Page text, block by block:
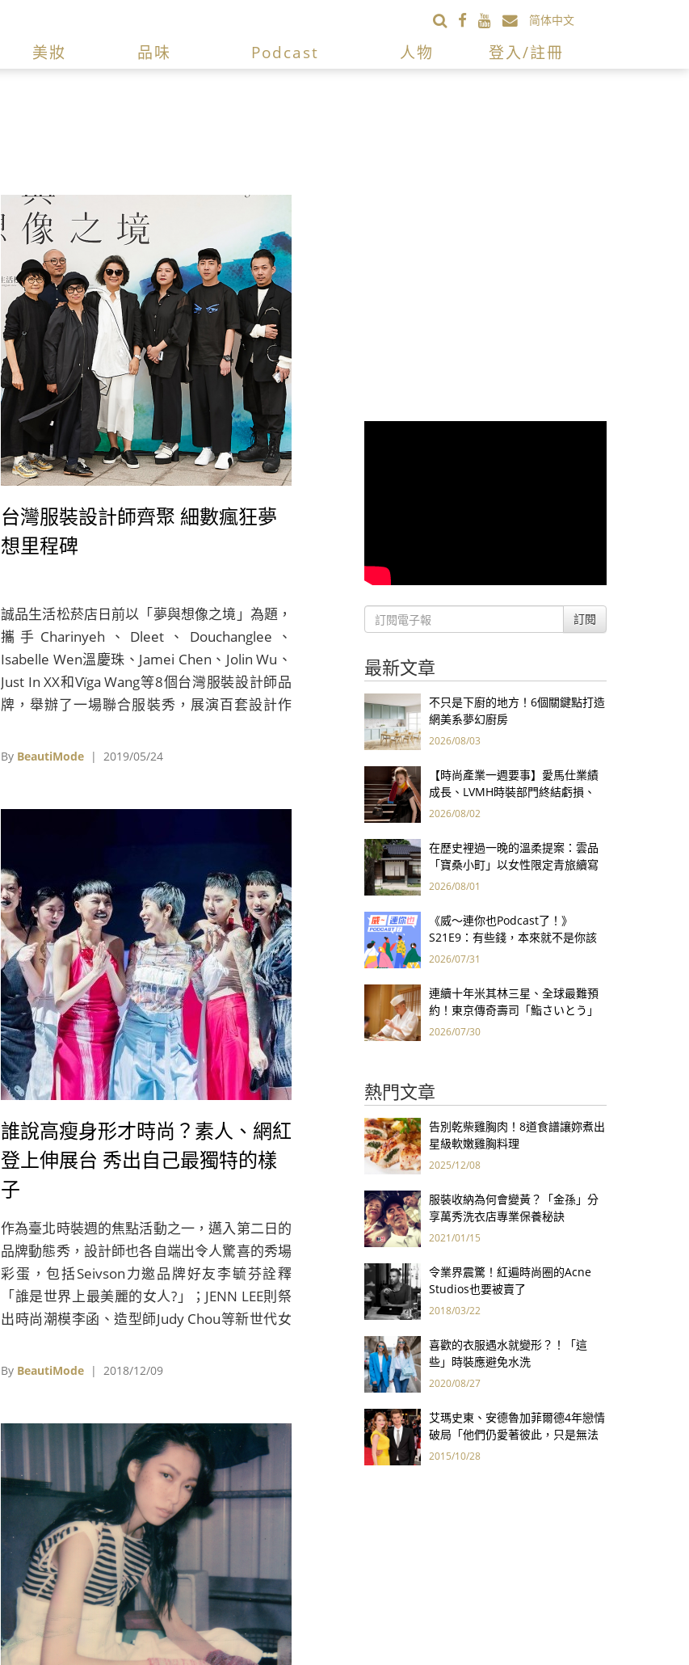
简体中文
美妝 品味 Podcast 人物 登入/註冊
台灣服裝設計師齊聚 細數瘋狂夢
想里程碑
誠品生活松菸店日前以「夢與想像之境」為題，
攜手Charinyeh、Dleet、Douchanglee、
Isabelle Wen溫慶珠、Jamei Chen、Jolin Wu、
Just In XX和Vïga Wang等8個台灣服裝設計師品
牌，舉辦了一場聯合服裝秀，展演百套設計作
By BeautiMode | 2019/05/24
誰說高瘦身形才時尚？素人、網紅
登上伸展台 秀出自己最獨特的樣
子
作為臺北時裝週的焦點活動之一，邁入第二日的
品牌動態秀，設計師也各自端出令人驚喜的秀場
彩蛋，包括Seivson力邀品牌好友李毓芬詮釋
「誰是世界上最美麗的女人?」；JENN LEE則祭
出時尚潮模李函、造型師Judy Chou等新世代女
貫穿音樂、服裝及影像，致敬在這塊土地努力打
唱代替一般音樂演奏，打造中西合併的視覺與聽
覺饗宴。
By BeautiMode | 2018/12/09
訂閱
最新文章
不只是下廚的地方！6個關鍵點打造
網美系夢幻廚房
2026/08/03
【時尚產業一週要事】愛馬仕業績
成長、LVMH時裝部門終結虧損、
Kering轉型策略初現成效、Prada
2026/08/02
在歷史裡過一晚的溫柔提案：雲品
「寶桑小町」以女性限定青旅續寫
台東老屋記憶
2026/08/01
《威～連你也Podcast了！》
S21E9：有些錢，本來就不是你該
賺的——讀《一個投機者的告白》
2026/07/31
連續十年米其林三星、全球最難預
約！東京傳奇壽司「鮨さいとう」
為何破例首度來台？
2026/07/30
熱門文章
告別乾柴雞胸肉！8道食譜讓妳煮出
星級軟嫩雞胸料理
2025/12/08
服裝收納為何會變黃？「金孫」分
享萬秀洗衣店專業保養秘訣
2021/01/15
令業界震驚！紅遍時尚圈的Acne
Studios也要被賣了
2018/03/22
喜歡的衣服遇水就變形？！「這
些」時裝應避免水洗
2020/08/27
艾瑪史東、安德魯加菲爾德4年戀情
破局「他們仍愛著彼此，只是無法
繼續在一起了」
2015/10/28